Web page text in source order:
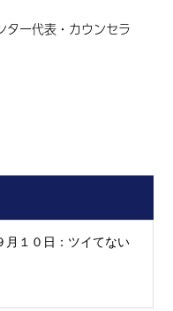
ー代表・カウンセラ
月１０日：ツイてない